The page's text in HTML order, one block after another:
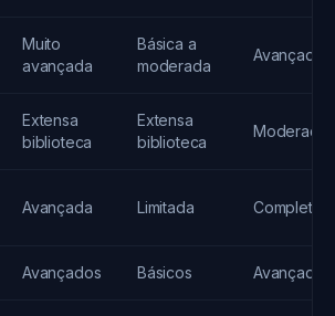
Muito
avançada
Básica a
moderada
Avançada
Extensa
biblioteca
Extensa
biblioteca
Moderada
Avançada Limitada Completa
Avançados Básicos Avançados